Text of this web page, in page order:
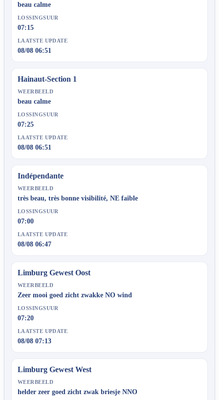
beau calme
LOSSINGSUUR
07:15
LAATSTE UPDATE
08/08 06:51
Hainaut-Section 1
WEERBEELD
beau calme
LOSSINGSUUR
07:25
LAATSTE UPDATE
08/08 06:51
Indépendante
WEERBEELD
très beau, très bonne visibilité, NE faible
LOSSINGSUUR
07:00
LAATSTE UPDATE
08/08 06:47
Limburg Gewest Oost
WEERBEELD
Zeer mooi goed zicht zwakke NO wind
LOSSINGSUUR
07:20
LAATSTE UPDATE
08/08 07:13
Limburg Gewest West
WEERBEELD
helder zeer goed zicht zwak briesje NNO